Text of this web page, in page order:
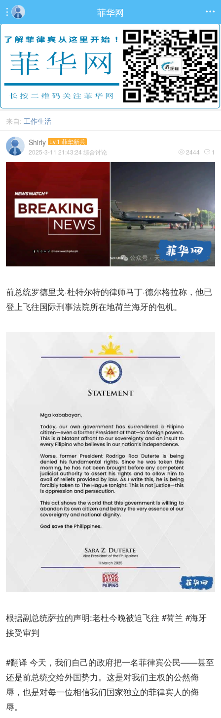
 菲华网 
来自: 工作生活
Shirly Lv.1 菲华新兵
 2444  1
2025-3-11 21:43:24 综合讨论
前总统罗德里戈·杜特尔特的律师马丁·德尔格拉称，他已
登上飞往国际刑事法院所在地荷兰海牙的包机。
根据副总统萨拉的声明:老杜今晚被迫飞往 #荷兰 #海牙
接受审判
#翻译 今天，我们自己的政府把一名菲律宾公民——甚至
还是前总统交给外国势力。这是对我们主权的公然侮
辱，也是对每一位相信我们国家独立的菲律宾人的侮
辱。